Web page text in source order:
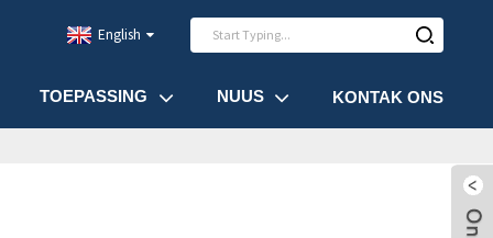
TOEPASSING NUUS KONTAK ONS
English